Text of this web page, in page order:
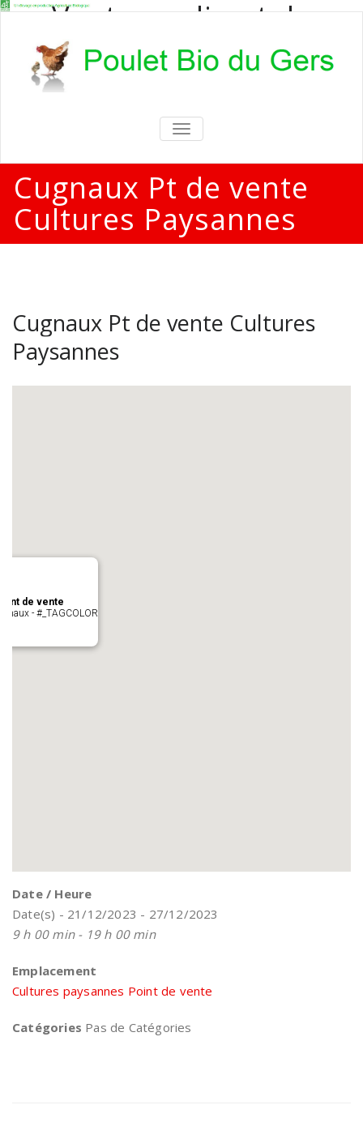
Vente en direct de
poulets bio
Vente en direct de poulets bio aux
particuliers et professionnels
TOGGLE
NAVIGATION
Cugnaux Pt de vente
Cultures Paysannes
Cugnaux Pt de vente Cultures
Paysannes
de vente
- #_TAGCOLOR
Date / Heure
Date(s) - 21/12/2023 - 27/12/2023
9 h 00 min - 19 h 00 min
Emplacement
Cultures paysannes Point de vente
Catégories Pas de Catégories